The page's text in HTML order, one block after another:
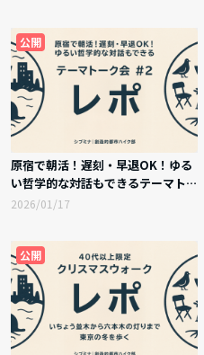
公開
原宿で朝活！遅刻・早退OK！ゆる
い哲学的な対話もできるテーマトー
ク会 #2 実施レポート
2026/01/17
公開